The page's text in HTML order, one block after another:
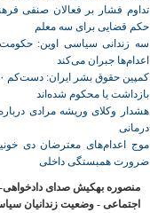
تداوم فشار بر فعالان صنفی
حکم قضایی برای سه معلم
سه زندانی سیاسی اوین:
اعدام‌ها جبران می‌کند
بازداشت یا محکوم شده‌اند
درمانی
موج اعدام‌های معترضان دی‌
ضرورت همبستگی داخلی
منصوره بهکیش صدای
اجتماعی - وضعیت زندانیان